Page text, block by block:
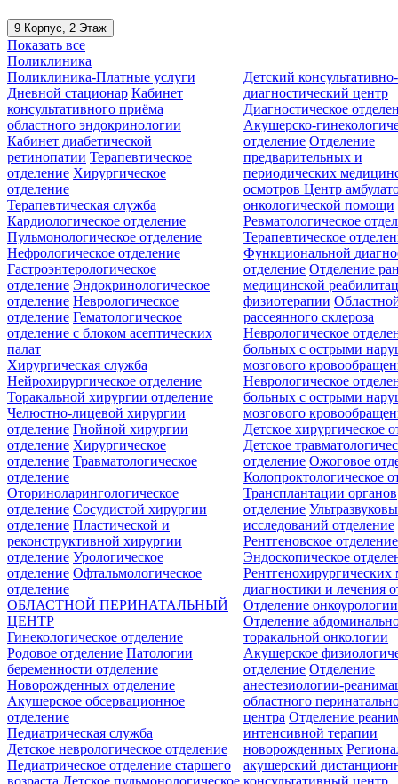
9 Корпус, 2 Этаж
Показать все
Поликлиника
Поликлиника-Платные услуги
Дневной стационар Кабинет
консультативного приёма
областного эндокринологии
Кабинет диабетической
ретинопатии Терапевтическое
отделение Хирургическое
отделение
Детский консультативно-
диагностический центр
Диагностическое
Акушерско-
отделение Отделение
предварительных и
периодических
осмотровЦентр
онкологической помощи
Терапевтическая служба
Кардиологическое отделение
Пульмонологическое отделение
Нефрологическое отделение
Гастроэнтерологическое
отделение Эндокринологическое
отделение Неврологическое
отделение Гематологическое
отделение c блоком асептических
палат
Ревматологическое
Терапевтическое
Функциональной
отделение Отделение
медицинской
физиотерапии
рассеянного склероза
Неврологическое
больных с острыми
мозгового
Неврологическое
больных с острыми
мозгового
Хирургическая служба
Нейрохирургическое отделение
Торакальной хирургии отделение
Челюстно-лицевой хирургии
отделение Гнойной хирургии
отделение Хирургическое
отделение Травматологическое
отделение
Оториноларингологическое
отделение Сосудистой хирургии
отделение Пластической и
реконструктивной хирургии
отделение Урологическое
отделение Офтальмологическое
отделение
Детское хирургическое
Детское
отделение Ожоговое
Колопроктологическое
Трансплантации органов
отделение
исследований отделение
Рентгеновское отделение
Эндоскопическое
Рентгенохирургических
диагностики и лечения
Отделение онкоурологии
Отделение
торакальной онкологии
ОБЛАСТНОЙ ПЕРИНАТАЛЬНЫЙ
ЦЕНТР
Гинекологическое отделение
Родовое отделение Патологии
беременности отделение
Новорожденных отделение
Акушерское обсервационное
отделение
Акушерское
отделение Отделение
анестезиологии-
областного
центра Отделение
интенсивной терапии
новорожденных
акушерский
консультативный центр
Педиатрическая служба
Детское неврологическое отделение
Педиатрическое отделение старшего
возраста Детское пульмонологическое